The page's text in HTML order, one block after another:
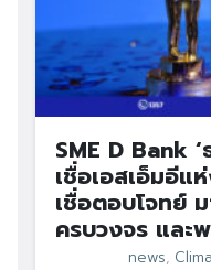
SME D Bank
เชื่อเอสเอ็มอีแ
เชื่อตอบโจทย์
ครบวงจร และ
news,